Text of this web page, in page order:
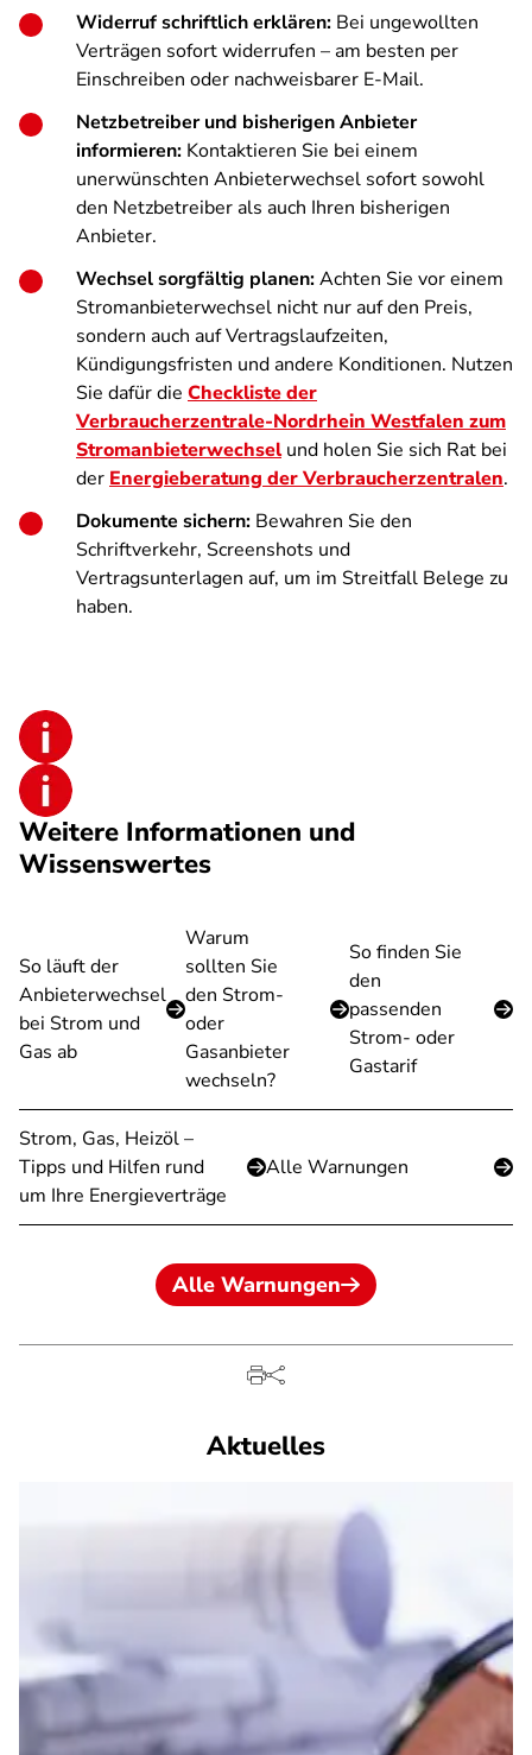
Widerruf schriftlich erklären: Bei ungewollten
Verträgen sofort widerrufen – am besten per
Einschreiben oder nachweisbarer E-Mail.
Netzbetreiber und bisherigen Anbieter
informieren: Kontaktieren Sie bei einem
unerwünschten Anbieterwechsel sofort sowohl
den Netzbetreiber als auch Ihren bisherigen
Anbieter.
Wechsel sorgfältig planen:Achten Sie vor einem
Stromanbieterwechsel nicht nur auf den Preis,
sondern auch auf Vertragslaufzeiten,
Kündigungsfristen und andere Konditionen. Nutzen
Sie dafür die Checkliste der
Verbraucherzentrale-Nordrhein Westfalen zum
Stromanbieterwechselund holen Sie sich Rat bei
der Energieberatung der Verbraucherzentralen.
Dokumente sichern: Bewahren Sie den
Schriftverkehr, Screenshots und
Vertragsunterlagen auf, um im Streitfall Belege zu
haben.
Weitere Informationen und
Wissenswertes
So läuft der
Anbieterwechsel
bei Strom und
Gas ab
Warum
sollten Sie
den Strom-
oder
Gasanbieter
wechseln?
So finden Sie
den
passenden
Strom- oder
Gastarif
Strom, Gas, Heizöl –
Tipps und Hilfen rund
um Ihre Energieverträge
Alle Warnungen
Alle Warnungen
Aktuelles